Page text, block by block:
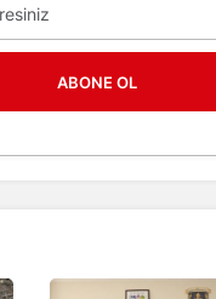
ABONE OL